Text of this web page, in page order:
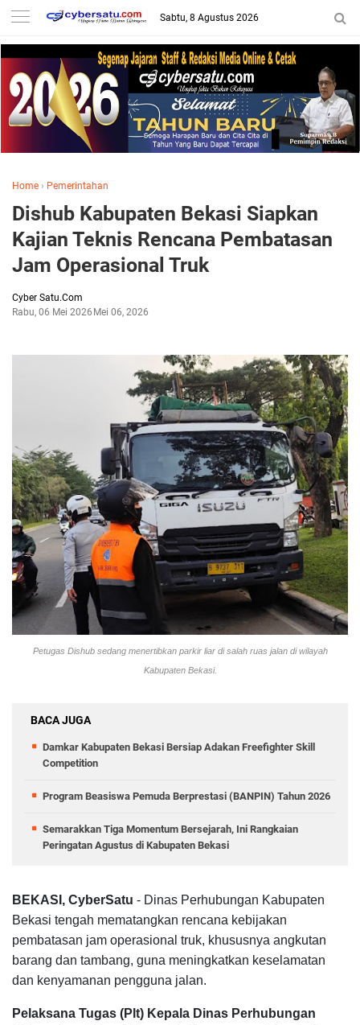
Sabtu, 8 Agustus 2026
Home › Pemerintahan
Dishub Kabupaten Bekasi Siapkan
Kajian Teknis Rencana Pembatasan
Jam Operasional Truk
Cyber Satu.Com
Rabu, 06 Mei 2026 Mei 06, 2026
Petugas Dishub sedang menertibkan parkir liar di salah ruas jalan di wilayah
Kabupaten Bekasi.
BACA JUGA
Damkar Kabupaten Bekasi Bersiap Adakan Freefighter Skill
Competition
Program Beasiswa Pemuda Berprestasi (BANPIN) Tahun 2026
Semarakkan Tiga Momentum Bersejarah, Ini Rangkaian
Peringatan Agustus di Kabupaten Bekasi
BEKASI, CyberSatu - Dinas Perhubungan Kabupaten
Bekasi tengah mematangkan rencana kebijakan
pembatasan jam operasional truk, khususnya angkutan
barang dan tambang, guna meningkatkan keselamatan
dan kenyamanan pengguna jalan.
Pelaksana Tugas (Plt) Kepala Dinas Perhubungan